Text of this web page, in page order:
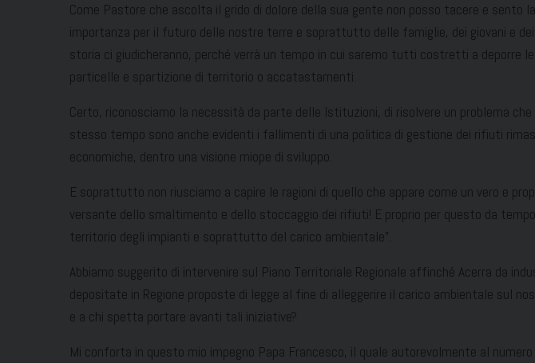
Come Pastore che ascolta il grido di dolore della sua gente non posso tacere e
importanza per il futuro delle nostre terre e soprattutto delle famiglie, dei giovani e
storia ci giudicheranno, perché verrà un tempo in cui saremo tutti costretti a deporre
particelle e spartizione di territorio o accatastamenti.
Certo, riconosciamo la necessità da parte delle Istituzioni, di risolvere un problema
stesso tempo sono anche evidenti i fallimenti di una politica di gestione dei rifiuti
economiche, dentro una visione miope di sviluppo.
E soprattutto non riusciamo a capire le ragioni di quello che appare come un vero e
versante dello smaltimento e dello stoccaggio dei rifiuti! E proprio per questo da
territorio degli impianti e soprattutto del carico ambientale”.
Abbiamo suggerito di intervenire sul Piano Territoriale Regionale affinché Acerra da
depositate in Regione proposte di legge al fine di alleggerire il carico ambientale sul
e a chi spetta portare avanti tali iniziative?
Mi conforta in questo mio impegno Papa Francesco, il quale autorevolmente al